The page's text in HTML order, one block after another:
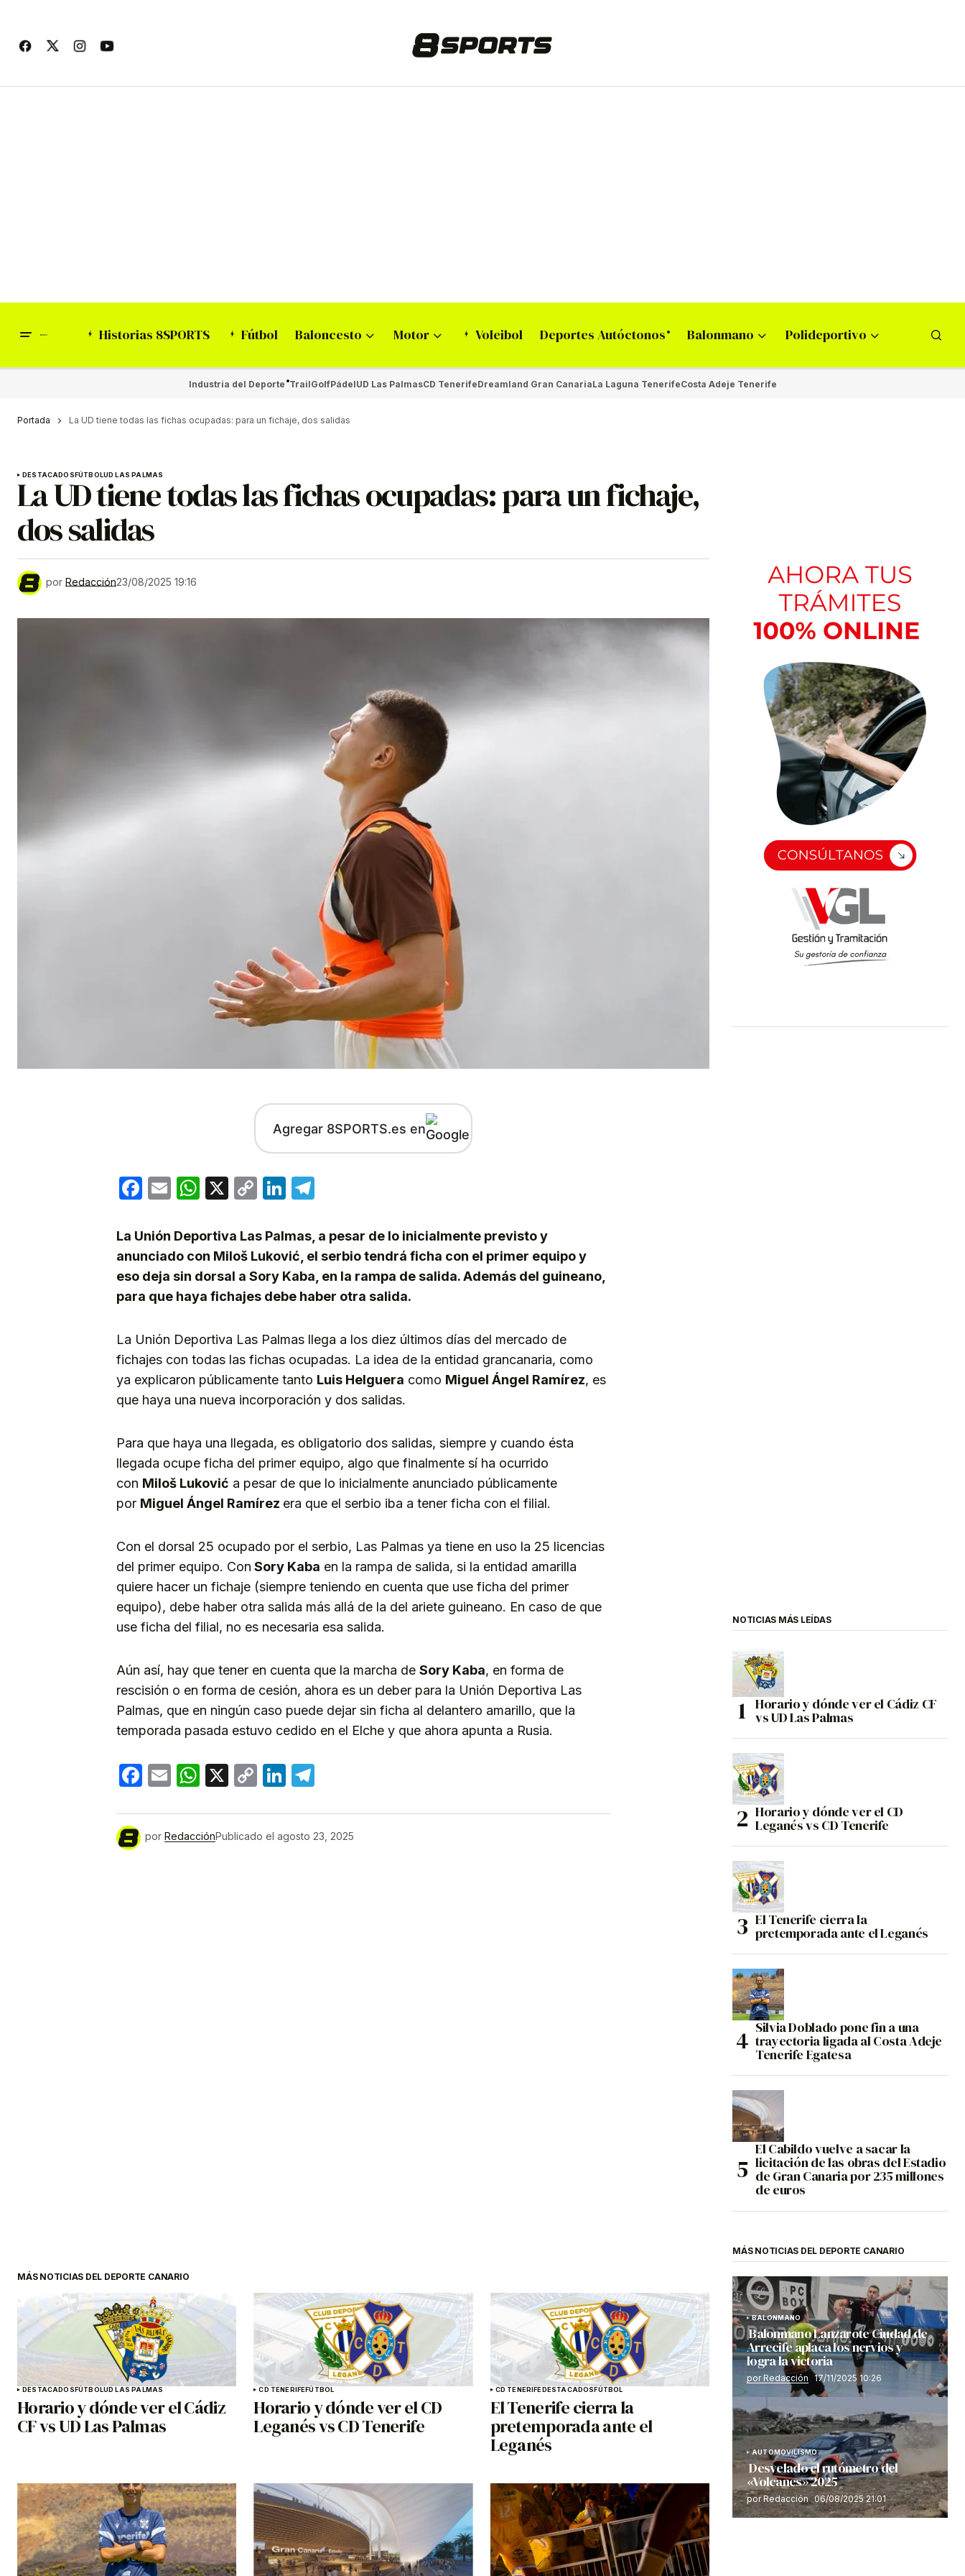
Historias 8SPORTS Fútbol Baloncesto Motor Voleibol Deportes Autóctonos Balonmano Polideportivo
Industria del Deporte TrailGolfPádelUD Las PalmasCD TenerifeDreamland Gran CanariaLa Laguna TenerifeCosta Adeje Tenerife
Portada La UD tiene todas las fichas ocupadas: para un fichaje, dos salidas
DESTACADOSFÚTBOLUD LAS PALMAS
La UD tiene todas las fichas ocupadas: para un fichaje,
dos salidas
por Redacción23/08/2025 19:16
Agregar 8SPORTS.es en
Facebook
EmailWhatsApp
X
CopyLinkedIn
La Unión Deportiva Las Palmas, a pesar de lo inicialmente previsto y
anunciado con Miloš Luković, el serbio tendrá ficha con el primer equipo y
eso deja sin dorsal a Sory Kaba, en la rampa de salida. Además del guineano,
para que haya fichajes debe haber otra salida.
La Unión Deportiva Las Palmas llega a los diez últimos días del mercado de
fichajes con todas las fichas ocupadas. La idea de la entidad grancanaria, como
ya explicaron públicamente tanto Luis Helguera como Miguel Ángel Ramírez, es
que haya una nueva incorporación y dos salidas.
Para que haya una llegada, es obligatorio dos salidas, siempre y cuando ésta
llegada ocupe ficha del primer equipo, algo que finalmente sí ha ocurrido
con Miloš Luković a pesar de que lo inicialmente anunciado públicamente
por Miguel Ángel Ramírez era que el serbio iba a tener ficha con el filial.
Con el dorsal 25 ocupado por el serbio, Las Palmas ya tiene en uso la 25 licencias
del primer equipo. Con Sory Kaba en la rampa de salida, si la entidad amarilla
quiere hacer un fichaje (siempre teniendo en cuenta que use ficha del primer
equipo), debe haber otra salida más allá de la del ariete guineano. En caso de que
use ficha del filial, no es necesaria esa salida.
Aún así, hay que tener en cuenta que la marcha de Sory Kaba, en forma de
rescisión o en forma de cesión, ahora es un deber para la Unión Deportiva Las
Palmas, que en ningún caso puede dejar sin ficha al delantero amarillo, que la
temporada pasada estuvo cedido en el Elche y que ahora apunta a Rusia.
Facebook
EmailWhatsApp
X
CopyLinkedIn
por RedacciónPublicado el agosto 23, 2025
MÁS NOTICIAS DEL DEPORTE CANARIO
DESTACADOSFÚTBOLUD LAS PALMAS
Horario y dónde ver el Cádiz
CF vs UD Las Palmas
CD TENERIFEFÚTBOL
Horario y dónde ver el CD
Leganés vs CD Tenerife
CD TENERIFEDESTACADOSFÚTBOL
El Tenerife cierra la
pretemporada ante el
Leganés
NOTICIAS MÁS LEÍDAS
Horario y dónde ver el Cádiz CF
vs UD Las Palmas
Horario y dónde ver el CD
Leganés vs CD Tenerife
El Tenerife cierra la
pretemporada ante el Leganés
Silvia Doblado pone fin a una
trayectoria ligada al Costa Adeje
Tenerife Egatesa
El Cabildo vuelve a sacar la
licitación de las obras del Estadio
de Gran Canaria por 235 millones
de euros
MÁS NOTICIAS DEL DEPORTE CANARIO
BALONMANO
Balonmano Lanzarote Ciudad de
Arrecife aplaca los nervios y
logra la victoria
por Redacción 17/11/2025 10:26
AUTOMOVILISMO
Desvelado el rutómetro del
«Volcanes» 2025
por Redacción 06/08/2025 21:01